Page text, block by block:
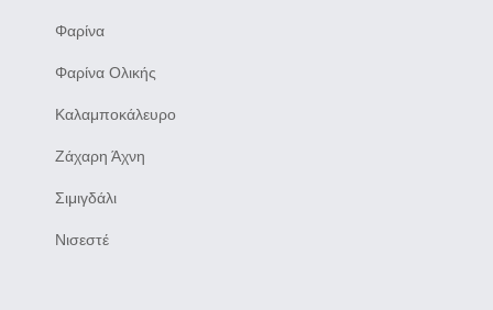
Φαρίνα
Φαρίνα Ολικής
Καλαμποκάλευρο
Ζάχαρη Άχνη
Σιμιγδάλι
Νισεστέ